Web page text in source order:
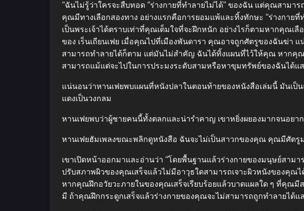
“ฉันไม่รู้ว่าใครจะสืบทอด “ร่างกายที่ทำลายไม่ได้” ของฉัน แต่คุณสาม
คุณมีทางเลือกสองทาง อย่างแรกคือการยอมแพ้และทิ้งทักษะ “ร่างกาย
เป็นพระเจ้าได้ตราบเท่าที่คุณเต็มใจที่จะฝึกหนัก อย่างไรก็ตามหากคุณ
ของ เร็นเถียนเฟย เมื่อคุณไปที่เมืองพันดารา คุณอาจถูกศัตรูของฉันฆ่า
สามารถทำลายได้ก็ตาม แต่มันไม่สำคัญ ฉันได้ทิ้งแผนที่ไว้ให้คุณ หาก
สามารถแม้แต่จะไปในการประมงระดับสามหรือหาขุมทรัพย์ของฉันได้
แน่นอนว่าหานเฟยพบแผนที่หนังปลาในตอนท้ายของหนังสือเล่มนี้ มันเ
แดงเป็นวงกลม
หานเฟยพบว่าผู้ชายคนนี้ทั้งตลกและน่ารำคาญ เขาหยิ่งผยองมากจนอยา
หานเฟยฮัมเพลงขณะพลิกดูหนังสือ ฉันจะไม่เป็นสาวกของคุณ คุณมีศัต
เขาเปิดหน้าออกมาและอ่านว่า “โดยพื้นฐานแล้วร่างกายของมนุษย์สาม
ปรับสภาพผิวของคุณเสร็จแล้วไม่มีอาวุธใดสามารถเจาะผิวหนังของคุ
หากคุณฝึกอวัยวะภายในของคุณเสร็จเรียบร้อยแล้วบาดแผลใด ๆ ที่คุณ
มี ถ้าคุณฝึกกระดูกเสร็จแล้วร่างกายของคุณจะไม่สามารถถูกทำลายได้แ